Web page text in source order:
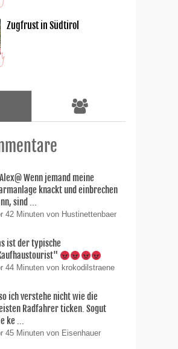
Zugfrust in Südtirol
Wenn jemand meine
knackt und einbrechen
sind ...
42 Minuten von Hustinettenbaer
ist der typische
44 Minuten von krokodilstraene
ich verstehe nicht wie die
Radfahrer ticken. Sogut
ke ...
45 Minuten von Eisenhauer